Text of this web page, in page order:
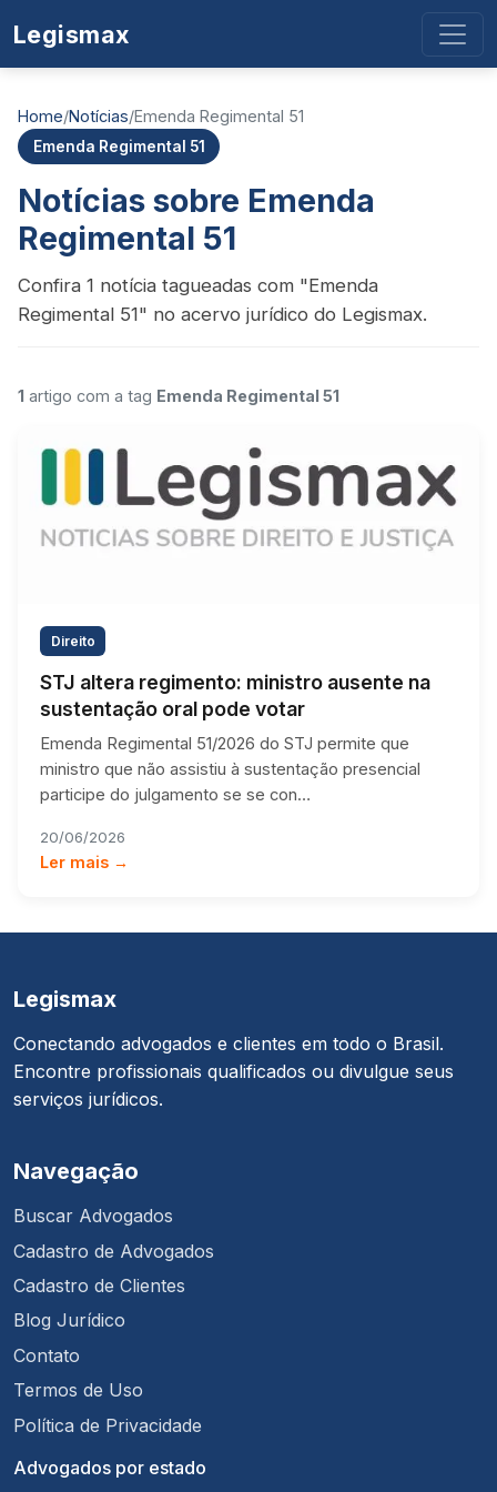
Legismax
Home/Notícias/Emenda Regimental 51
Emenda Regimental 51
Notícias sobre Emenda
Regimental 51
Confira 1 notícia tagueadas com "Emenda
Regimental 51" no acervo jurídico do Legismax.
1 artigo com a tag Emenda Regimental 51
Direito
STJ altera regimento: ministro ausente na
sustentação oral pode votar
Emenda Regimental 51/2026 do STJ permite que
ministro que não assistiu à sustentação presencial
participe do julgamento se se con…
20/06/2026
Ler mais →
Legismax
Conectando advogados e clientes em todo o Brasil.
Encontre profissionais qualificados ou divulgue seus
serviços jurídicos.
Navegação
Buscar Advogados
Cadastro de Advogados
Cadastro de Clientes
Blog Jurídico
Contato
Termos de Uso
Política de Privacidade
Advogados por estado